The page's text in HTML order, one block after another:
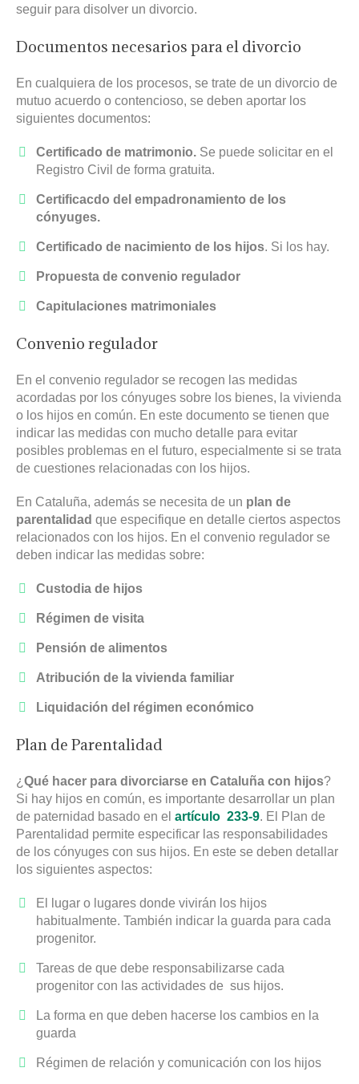
seguir para disolver un divorcio.
Documentos necesarios para el divorcio
En cualquiera de los procesos, se trate de un divorcio de
mutuo acuerdo o contencioso, se deben aportar los
siguientes documentos:
Certificado de matrimonio. Se puede solicitar en el
Registro Civil de forma gratuita.
Certificacdo del empadronamiento de los
cónyuges.
Certificado de nacimiento de los hijos. Si los hay.
Propuesta de convenio regulador
Capitulaciones matrimoniales
Convenio regulador
En el convenio regulador se recogen las medidas
acordadas por los cónyuges sobre los bienes, la vivienda
o los hijos en común. En este documento se tienen que
indicar las medidas con mucho detalle para evitar
posibles problemas en el futuro, especialmente si se trata
de cuestiones relacionadas con los hijos.
En Cataluña, además se necesita de un plan de
parentalidad que especifique en detalle ciertos aspectos
relacionados con los hijos. En el convenio regulador se
deben indicar las medidas sobre:
Custodia de hijos
Régimen de visita
Pensión de alimentos
Atribución de la vivienda familiar
Liquidación del régimen económico
Plan de Parentalidad
¿ Qué hacer para divorciarse en Cataluña con hijos?
Si hay hijos en común, es importante desarrollar un plan
de paternidad basado en el artículo 233-9. El Plan de
Parentalidad permite especificar las responsabilidades
de los cónyuges con sus hijos. En este se deben detallar
los siguientes aspectos:
El lugar o lugares donde vivirán los hijos
habitualmente. También indicar la guarda para cada
progenitor.
Tareas de que debe responsabilizarse cada
progenitor con las actividades de sus hijos.
La forma en que deben hacerse los cambios en la
guarda
Régimen de relación y comunicación con los hijos